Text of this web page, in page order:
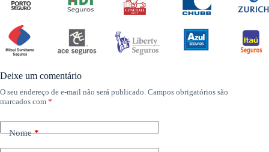
Deixe um comentário
O seu endereço de e-mail não será publicado. Campos obrigatórios são
marcados com *
Nome*